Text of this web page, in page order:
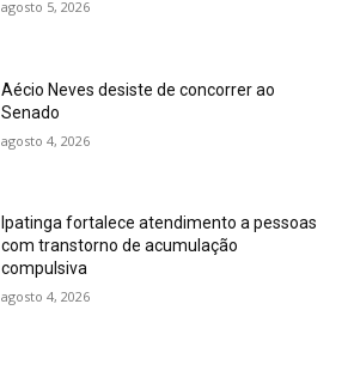
agosto 5, 2026
Aécio Neves desiste de concorrer ao
Senado
agosto 4, 2026
Ipatinga fortalece atendimento a pessoas
com transtorno de acumulação
compulsiva
agosto 4, 2026